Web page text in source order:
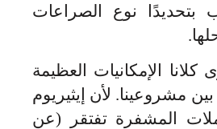
بتحديدًا نوع الصراعات
الإمكانيات العظيمة
بين مشروعينا. لأن إيثيريوم
المشفرة تفتقر (عن